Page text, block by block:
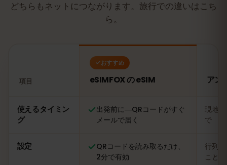
どちらもネットにつながります。旅行での違いはこち
ら。
項目
おすすめ
eSIMFOX の eSIM アン
使えるタイミン
グ
出発前に―QRコードがすぐ
メールで届く
現地
で
設定
QRコードを読み取るだけ、
2分で有効
行列
ことも